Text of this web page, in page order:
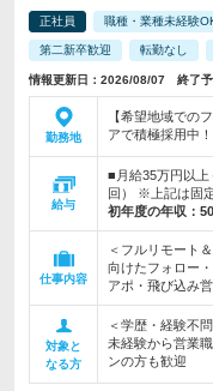
正社員 職種・業種未経験
第二新卒歓迎 転勤なし
情報更新日：2026/08/07 終了
勤務地
【希望地域での
アで積極採用中
給与
■月給35万円以上
回） ※上記は固
初年度の年収：
仕事内容
＜フルリモート
向けたフォロー
アポ・飛び込み
対象と
なる方
＜学歴・経験不
未経験から営業
ンの方も歓迎